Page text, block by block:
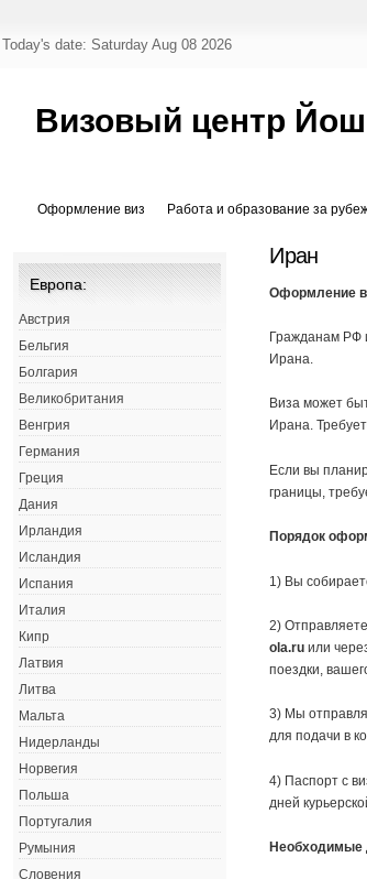
Today's date: Saturday Aug 08 2026
Визовый центр
Оформление виз Работа и образование за
Иран
Оформление
Гражданам РФ
Ирана.
Виза может
Ирана.
Если вы
границы,
Порядок
1) Вы
2)
ola.ru или
поездки,
3) Мы
для подачи в
4) Паспорт с
дней
Необходимые
Европа:
Австрия
Бельгия
Болгария
Великобритания
Венгрия
Германия
Греция
Дания
Ирландия
Исландия
Испания
Италия
Кипр
Латвия
Литва
Мальта
Нидерланды
Норвегия
Польша
Португалия
Румыния
Словения